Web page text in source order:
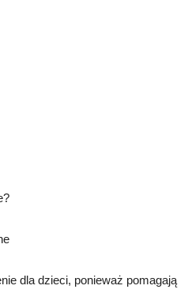
dla dzieci, ponieważ pomagają